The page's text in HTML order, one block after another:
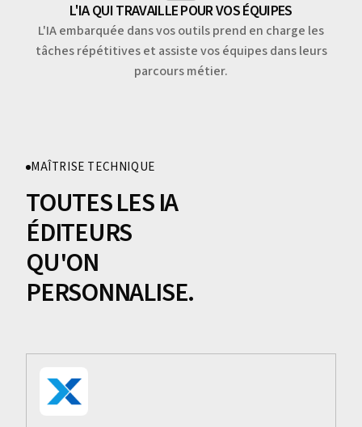
L'IA QUI TRAVAILLE POUR VOS ÉQUIPES
L'IA embarquée dans vos outils prend en charge les
tâches répétitives et assiste vos équipes dans leurs
parcours métier.
MAÎTRISE TECHNIQUE
TOUTES LES IA
ÉDITEURS
QU'ON
PERSONNALISE.